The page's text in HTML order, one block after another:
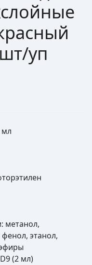
уп
мл
метанол,
этанол,
(2 мл)